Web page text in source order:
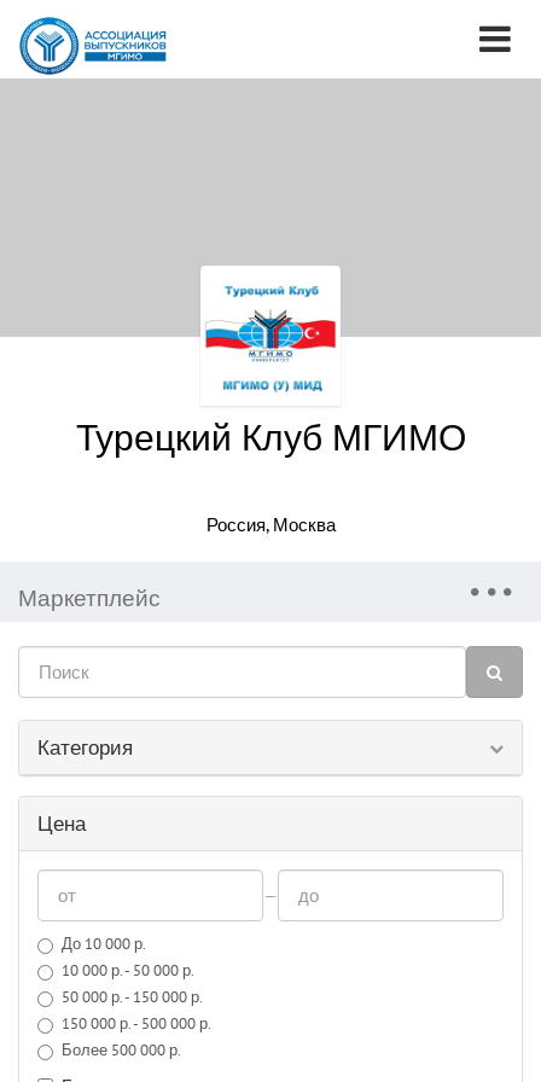
Турецкий Клуб МГИМО
Россия, Москва
Маркетплейс
Категория
Цена
—
До 10 000 р.
10 000 р. - 50 000 р.
50 000 р. - 150 000 р.
150 000 р. - 500 000 р.
Более 500 000 р.